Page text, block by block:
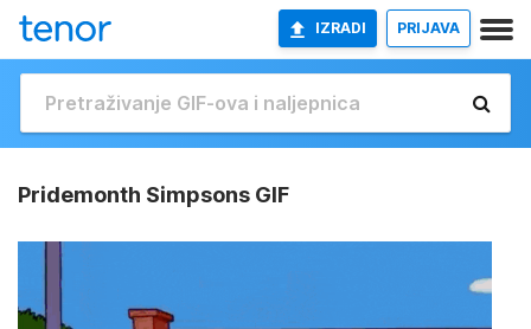
IZRADI PRIJAVA
Pridemonth Simpsons GIF